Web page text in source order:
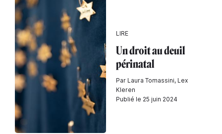
LIRE
Un droit au deuil
périnatal
Par Laura Tomassini, Lex
Kleren
Publié le 25 juin 2024